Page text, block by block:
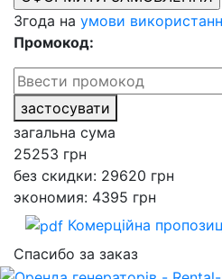
Згода на умови
Промокод:
застосувати
загальна сума
25253 грн
без скидки: 29620 грн
экономия: 4395 грн
Комерційна
Спасибо за заказ